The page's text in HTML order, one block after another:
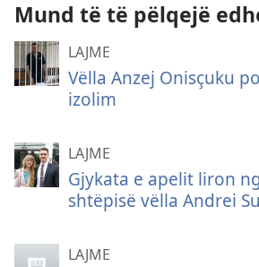
Mund të të pëlqejë
LAJME
Vëlla Anzej Onisçuku
izolim
LAJME
Gjykata e apelit liron
shtëpisë vëlla Andrei
LAJME